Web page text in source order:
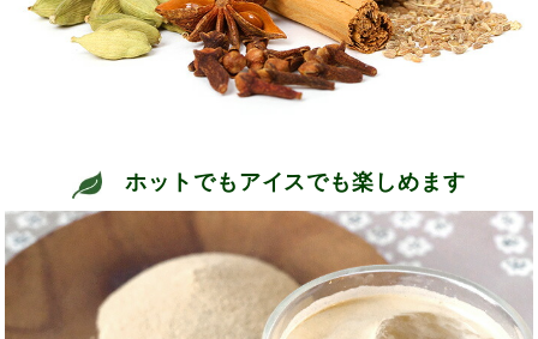
ホットでもアイスでも楽しめます